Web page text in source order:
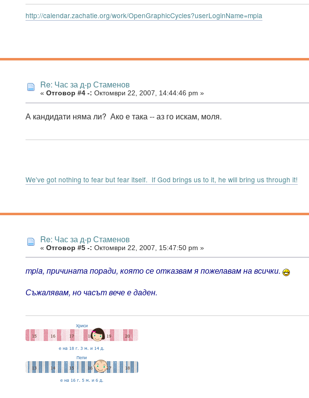
http://calendar.zachatie.org/work/OpenGraphicCycles?userLoginName=mpia
Re: Час за д-р Стаменов
« Отговор #4 -: Октомври 22, 2007, 14:44:46 pm »
А кандидати няма ли? Ако е така -- аз го искам, моля.
We've got nothing to fear but fear itself. If God brings us to it, he will bring us through it!
Re: Час за д-р Стаменов
« Отговор #5 -: Октомври 22, 2007, 15:47:50 pm »
mpia, причината поради, която се отказвам я пожелавам на всички.
Съжалявам, но часът вече е даден.